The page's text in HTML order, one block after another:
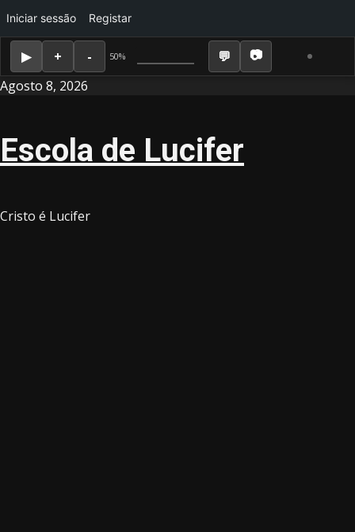
50%
Iniciar sessão Registar
Skip
Agosto 8, 2026
Escola de Lucifer
Cristo é Lucifer